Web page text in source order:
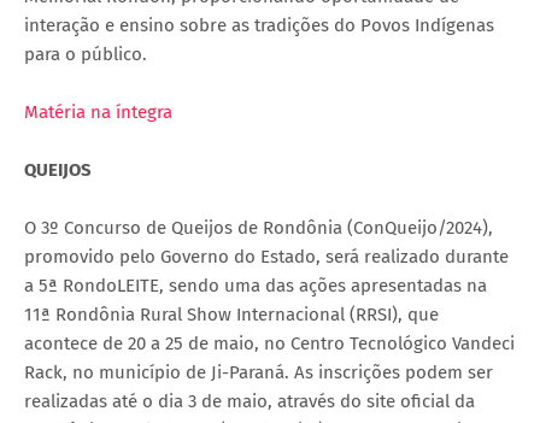
interação e ensino sobre as tradições do Povos Indígenas
para o público.
Matéria na íntegra
QUEIJOS
O 3º Concurso de Queijos de Rondônia (ConQueijo/2024),
promovido pelo Governo do Estado, será realizado durante
a 5ª RondoLEITE, sendo uma das ações apresentadas na
11ª Rondônia Rural Show Internacional (RRSI), que
acontece de 20 a 25 de maio, no Centro Tecnológico Vandeci
Rack, no município de Ji-Paraná. As inscrições podem ser
realizadas até o dia 3 de maio, através do site oficial da